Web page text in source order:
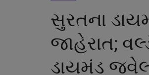
સુરતના
જાહેરાત;
ડાયમંડ